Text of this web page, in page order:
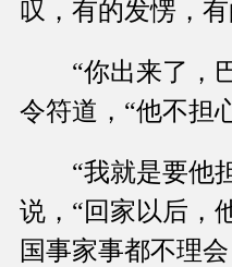
叹，有的发愣，有
“你出来了，巴
令符道，“他不担
“我就是要他担
说，“回家以后，
国事家事都不理